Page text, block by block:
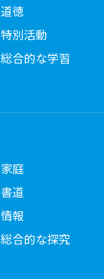
道徳
特別活動
総合的な学習
家庭
書道
情報
総合的な探究